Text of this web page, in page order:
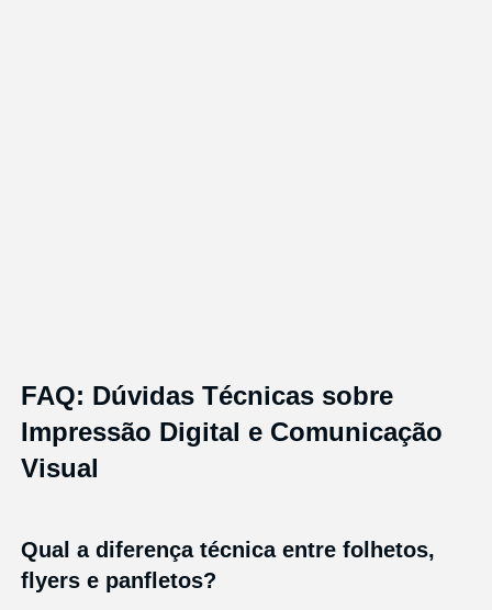
FAQ: Dúvidas Técnicas sobre
Impressão Digital e Comunicação
Visual
Qual a diferença técnica entre folhetos,
flyers e panfletos?